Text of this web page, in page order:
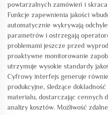
powtarzalnych zamówień i
Funkcje zapewnienia jakości
automatycznie wykrywają
parametrów i ostrzegają
problemami jeszcze przed
proaktywne monitorowanie
utrzymuje wysokie standardy
Cyfrowy interfejs generuje
produkcyjne, śledzące
materiału, dostarczając cennych
analizy kosztów. Możliwość